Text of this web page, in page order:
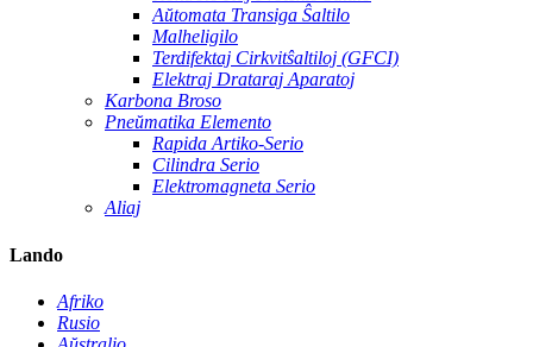
Aŭtomata Transiga Ŝaltilo
Malheligilo
Terdifektaj Cirkvitŝaltiloj (GFCI)
Elektraj Drataraj Aparatoj
Karbona Broso
Pneŭmatika Elemento
Rapida Artiko-Serio
Cilindra Serio
Elektromagneta Serio
Aliaj
Lando
Afriko
Rusio